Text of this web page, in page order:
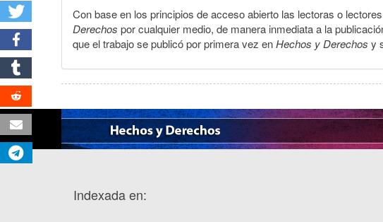
Con base en los principios de acceso abierto las lectoras o
Derechos por cualquier medio, de manera inmediata a la
que el trabajo se publicó por primera vez enHechos y Derechos y
Indexada en: